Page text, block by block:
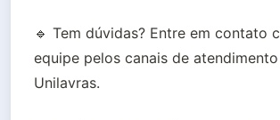
🔹 Tem dúvidas? Entre em contato
equipe pelos canais de
Unilavras.